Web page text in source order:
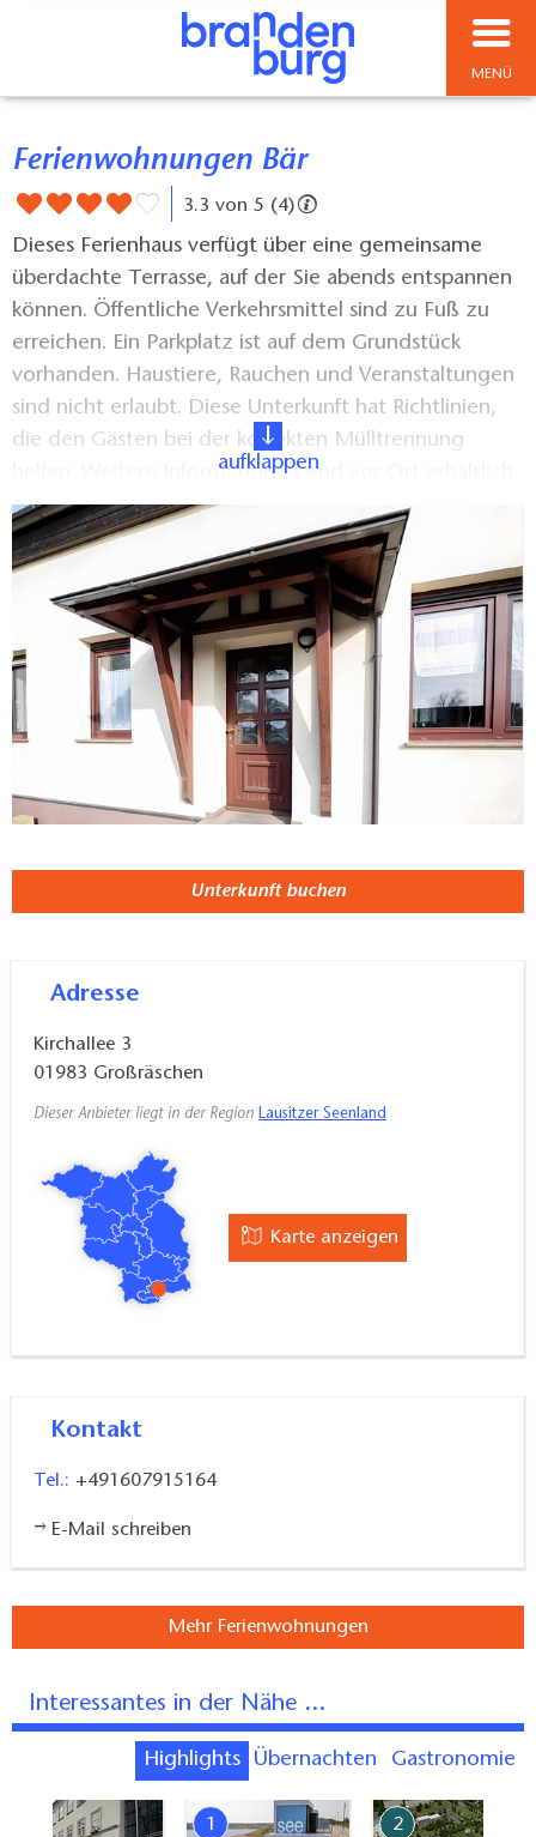
MENÜ
Ferienwohnungen Bär
3.3 von 5 (4)
Dieses Ferienhaus verfügt über eine gemeinsame
überdachte Terrasse, auf der Sie abends entspannen
können. Öffentliche Verkehrsmittel sind zu Fuß zu
erreichen. Ein Parkplatz ist auf dem Grundstück
vorhanden. Haustiere, Rauchen und Veranstaltungen
sind nicht erlaubt. Diese Unterkunft hat Richtlinien,
die den Gästen bei der korrekten Mülltrennung
helfen. Weitere Informationen sind vor Ort erhältlich.
Diese Unterkunft verfügt über ein bequemes Selbst-
Check-in-System. Bitte füllen Sie nach der Buchung
das Holidu-Kontaktformular, das Ihnen per E-Mail
zugesandt wird, vollständig aus und geben Sie Ihre
Adresse an. Dies wird dem Gastgeber helfen, Ihren
Aufenthalt bestmöglich vorzubereiten.
aufklappen
Unterkunft buchen
Adresse
Kirchallee 3
01983 Großräschen
Dieser Anbieter liegt in der Region Lausitzer Seenland
Karte anzeigen
Kontakt
Tel.: +491607915164
E-Mail schreiben
Mehr Ferienwohnungen
Interessantes in der Nähe ...
Highlights Übernachten Gastronomie
1 2